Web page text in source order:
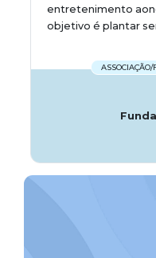
entretenimento
objetivo é plantar